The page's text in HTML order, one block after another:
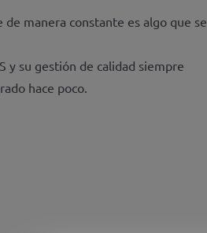
manera constante es algo que se
y su gestión de calidad siempre
hace poco.